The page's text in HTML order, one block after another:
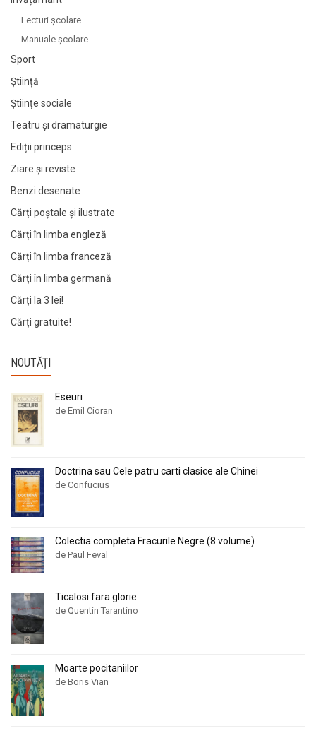
Lecturi şcolare
Manuale şcolare
Sport
Știință
Științe sociale
Teatru și dramaturgie
Ediții princeps
Ziare şi reviste
Benzi desenate
Cărți poștale și ilustrate
Cărți în limba engleză
Cărți în limba franceză
Cărți în limba germană
Cărți la 3 lei!
Cărți gratuite!
NOUTĂȚI
Eseuri
de Emil Cioran
Doctrina sau Cele patru carti clasice ale Chinei
de Confucius
Colectia completa Fracurile Negre (8 volume)
de Paul Feval
Ticalosi fara glorie
de Quentin Tarantino
Moarte pocitaniilor
de Boris Vian